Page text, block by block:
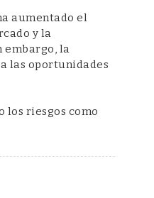
aumentado el
y la
embargo, la
las oportunidades
los riesgos como